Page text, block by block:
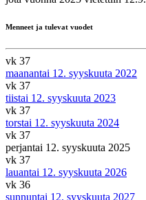
Menneet ja tulevat vuodet
vk 37
maanantai 12. syyskuuta 2022
vk 37
tiistai 12. syyskuuta 2023
vk 37
torstai 12. syyskuuta 2024
vk 37
perjantai 12. syyskuuta 2025
vk 37
lauantai 12. syyskuuta 2026
vk 36
sunnuntai 12. syyskuuta 2027